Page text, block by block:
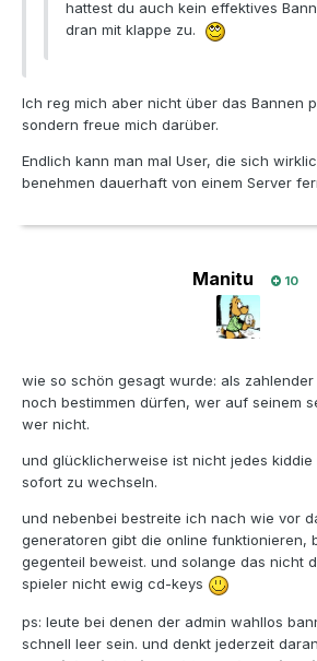
hattest du auch kein effektives
dran mit klappe zu.
Ich reg mich aber nicht über das Bannen
sondern freue mich darüber.
Endlich kann man mal User, die sich
benehmen dauerhaft von einem Server
Manitu 10
wie so schön gesagt wurde: als
noch bestimmen dürfen, wer auf seinem
wer nicht.
und glücklicherweise ist nicht jedes
sofort zu wechseln.
und nebenbei bestreite ich nach wie vor
generatoren gibt die online funktionieren,
gegenteil beweist. und solange das nicht
spieler nicht ewig cd-keys
ps: leute bei denen der admin wahllos
schnell leer sein. und denkt jederzeit